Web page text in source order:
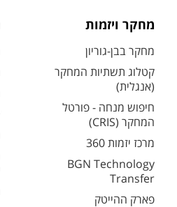
מחקר ויזמות
מחקר בבן-גוריון
קטלוג תשתיות המחקר
(אנגלית)
חיפוש מנחה - פורטל
המחקר (CRIS)
מרכז יזמות 360
BGN Technology
Transfer
פארק ההייטק